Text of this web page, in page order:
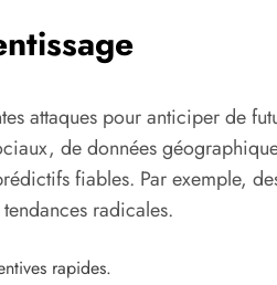
attaques pour anticiper de
de données
fiables. Par exemple,
radicales.
rapides.